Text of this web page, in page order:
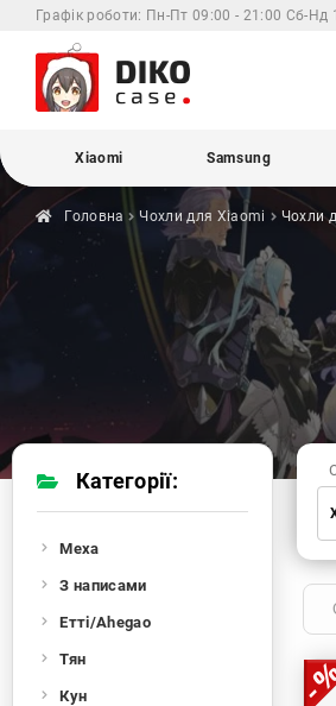
Графік роботи: Пн-Пт 09:00 - 21:00 Сб-Нд
Xiaomi Samsung
Головна Чохли для Xiaomi Чохли
Категорії:
Меха
З написами
Етті/Ahegao
Тян
Кун